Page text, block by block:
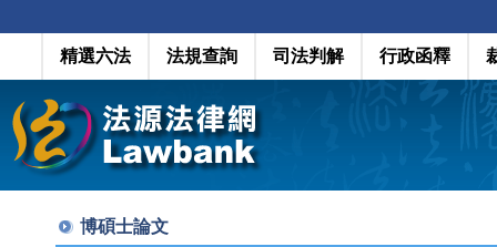
精選六法 法規查詢 司法判解 行政函釋
博碩士論文